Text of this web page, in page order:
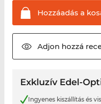
Hozzáadás a
Adjon hozzá
Exkluzív Edel-
Ingyenes kiszállítás és